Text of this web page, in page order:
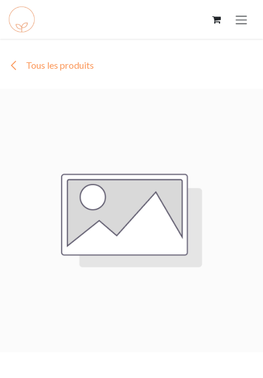
Se rendre au contenu
Tous les produits